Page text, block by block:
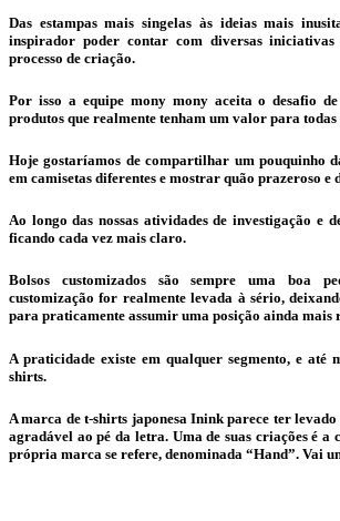
Das estampas mais singelas às ideias mais
inspirador poder contar com diversas iniciativas
processo de criação.
Por isso a equipe mony mony aceita o desafio
produtos que realmente tenham um valor para todas
Hoje gostaríamos de compartilhar um pouquinho
em camisetas diferentes e mostrar quão prazeroso e
Ao longo das nossas atividades de investigação e
ficando cada vez mais claro.
Bolsos customizados são sempre uma boa
customização for realmente levada à sério,
para praticamente assumir uma posição ainda mais
A praticidade existe em qualquer segmento, e até
shirts.
A marca de t-shirts japonesa Inink parece ter
agradável ao pé da letra. Uma de suas criações é a
própria marca se refere, denominada “Hand”. Vai